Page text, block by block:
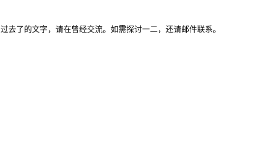
过去了的文字，请在曾经交流。如需探讨一二，还请邮件联系。